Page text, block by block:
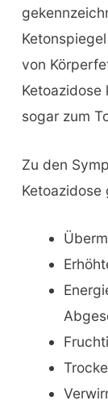
von
Ketoazidose
sogar zum
Zu den
Ketoazidose